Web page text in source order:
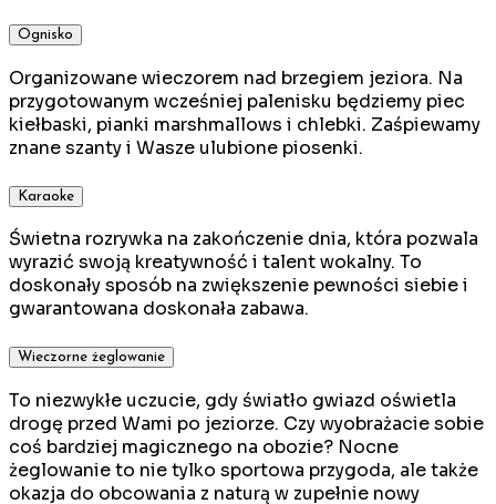
Ognisko
Organizowane wieczorem nad brzegiem jeziora. Na
przygotowanym wcześniej palenisku będziemy piec
kiełbaski, pianki marshmallows i chlebki. Zaśpiewamy
znane szanty i Wasze ulubione piosenki.
Karaoke
Świetna rozrywka na zakończenie dnia, która pozwala
wyrazić swoją kreatywność i talent wokalny. To
doskonały sposób na zwiększenie pewności siebie i
gwarantowana doskonała zabawa.
Wieczorne żeglowanie
To niezwykłe uczucie, gdy światło gwiazd oświetla
drogę przed Wami po jeziorze. Czy wyobrażacie sobie
coś bardziej magicznego na obozie? Nocne
żeglowanie to nie tylko sportowa przygoda, ale także
okazja do obcowania z naturą w zupełnie nowy